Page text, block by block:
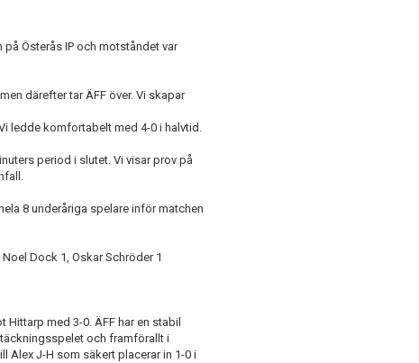
Österås IP och motståndet var
därefter tar ÄFF över. Vi skapar
ledde komfortabelt med 4-0 i halvtid.
period i slutet. Vi visar prov på
8 underåriga spelare inför matchen
Dock 1, Oskar Schröder 1
med 3-0. ÄFF har en stabil
och framförallt i
Alex J-H som säkert placerar in 1-0 i